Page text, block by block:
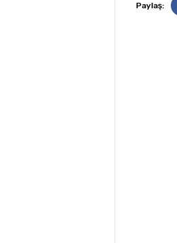
Paylaş: